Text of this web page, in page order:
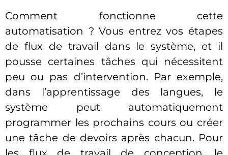
Comment fonctionne cette
automatisation ? Vous entrez vos étapes
de flux de travail dans le système, et il
pousse certaines tâches qui nécessitent
peu ou pas d’intervention. Par exemple,
dans l’apprentissage des langues, le
système peut automatiquement
programmer les prochains cours ou créer
une tâche de devoirs après chacun. Pour